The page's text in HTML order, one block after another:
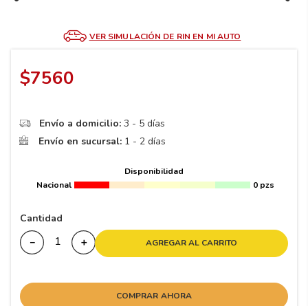
VER SIMULACIÓN DE RIN EN MI AUTO
$7560
Envío a domicilio: 3 - 5 días
Envío en sucursal: 1 - 2 días
Disponibilidad
Nacional
0 pzs
Cantidad
＋
－ AGREGAR AL CARRITO
COMPRAR AHORA
9.265